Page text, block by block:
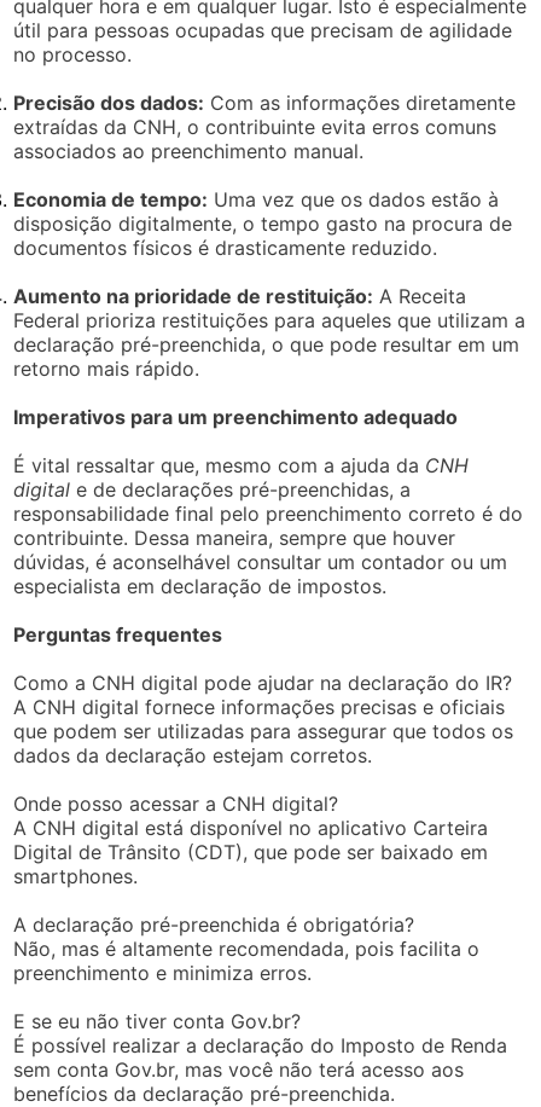
qualquer hora e em qualquer lugar. Isto é especialmente
útil para pessoas ocupadas que precisam de agilidade
no processo.
Precisão dos dados: Com as informações diretamente
extraídas da CNH, o contribuinte evita erros comuns
associados ao preenchimento manual.
Economia de tempo: Uma vez que os dados estão à
disposição digitalmente, o tempo gasto na procura de
documentos físicos é drasticamente reduzido.
Aumento na prioridade de restituição: A Receita
Federal prioriza restituições para aqueles que utilizam a
declaração pré-preenchida, o que pode resultar em um
retorno mais rápido.
Imperativos para um preenchimento adequado
É vital ressaltar que, mesmo com a ajuda da CNH
digital e de declarações pré-preenchidas, a
responsabilidade final pelo preenchimento correto é do
contribuinte. Dessa maneira, sempre que houver
dúvidas, é aconselhável consultar um contador ou um
especialista em declaração de impostos.
Perguntas frequentes
Como a CNH digital pode ajudar na declaração do IR?
A CNH digital fornece informações precisas e oficiais
que podem ser utilizadas para assegurar que todos os
dados da declaração estejam corretos.
Onde posso acessar a CNH digital?
A CNH digital está disponível no aplicativo Carteira
Digital de Trânsito (CDT), que pode ser baixado em
smartphones.
A declaração pré-preenchida é obrigatória?
Não, mas é altamente recomendada, pois facilita o
preenchimento e minimiza erros.
E se eu não tiver conta Gov.br?
É possível realizar a declaração do Imposto de Renda
sem conta Gov.br, mas você não terá acesso aos
benefícios da declaração pré-preenchida.